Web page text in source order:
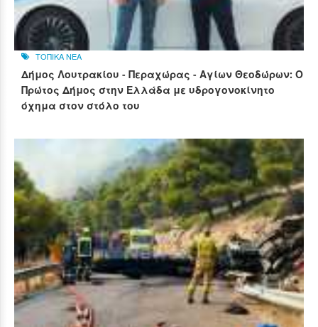
ΤΟΠΙΚΑ ΝΕΑ
Δήμος Λουτρακίου - Περαχώρας - Αγίων Θεοδώρων: Ο
Πρώτος Δήμος στην Ελλάδα με υδρογονοκίνητο
όχημα στον στόλο του